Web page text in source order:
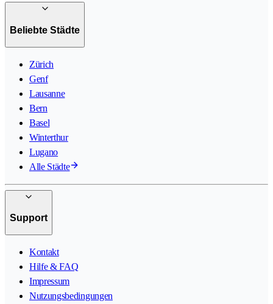
Beliebte Städte
Zürich
Genf
Lausanne
Bern
Basel
Winterthur
Lugano
Alle Städte
Support
Kontakt
Hilfe & FAQ
Impressum
Nutzungsbedingungen